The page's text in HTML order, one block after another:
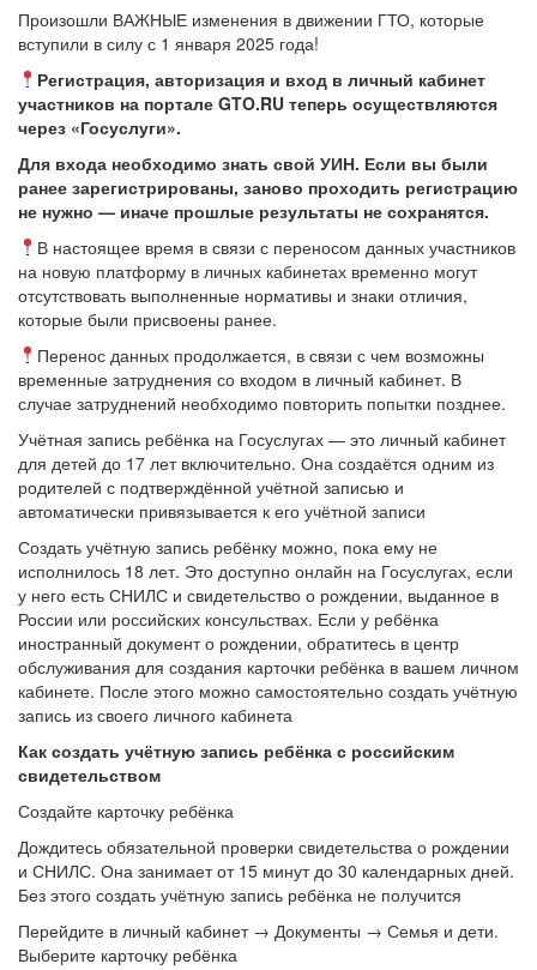
Произошли ВАЖНЫЕ изменения в движении ГТО, которые
вступили в силу с 1 января 2025 года!
Регистрация, авторизация и вход в личный кабинет
участников на портале GTO.RU теперь осуществляются
через «Госуслуги».
Для входа необходимо знать свой УИН. Если вы были
ранее зарегистрированы, заново проходить регистрацию
не нужно — иначе прошлые результаты не сохранятся.
В настоящее время в связи с переносом данных участников
на новую платформу в личных кабинетах временно могут
отсутствовать выполненные нормативы и знаки отличия,
которые были присвоены ранее.
Перенос данных продолжается, в связи с чем возможны
временные затруднения со входом в личный кабинет. В
случае затруднений необходимо повторить попытки позднее.
Учётная запись ребёнка на Госуслугах — это личный кабинет
для детей до 17 лет включительно. Она создаётся одним из
родителей с подтверждённой учётной записью и
автоматически привязывается к его учётной записи
Создать учётную запись ребёнку можно, пока ему не
исполнилось 18 лет. Это доступно онлайн на Госуслугах, если
у него есть СНИЛС и свидетельство о рождении, выданное в
России или российских консульствах. Если у ребёнка
иностранный документ о рождении, обратитесь в центр
обслуживания для создания карточки ребёнка в вашем личном
кабинете. После этого можно самостоятельно создать учётную
запись из своего личного кабинета
Как создать учётную запись ребёнка с российским
свидетельством
Создайте карточку ребёнка
Дождитесь обязательной проверки свидетельства о рождении
и СНИЛС. Она занимает от 15 минут до 30 календарных дней.
Без этого создать учётную запись ребёнка не получится
Перейдите в личный кабинет → Документы → Семья и дети.
Выберите карточку ребёнка